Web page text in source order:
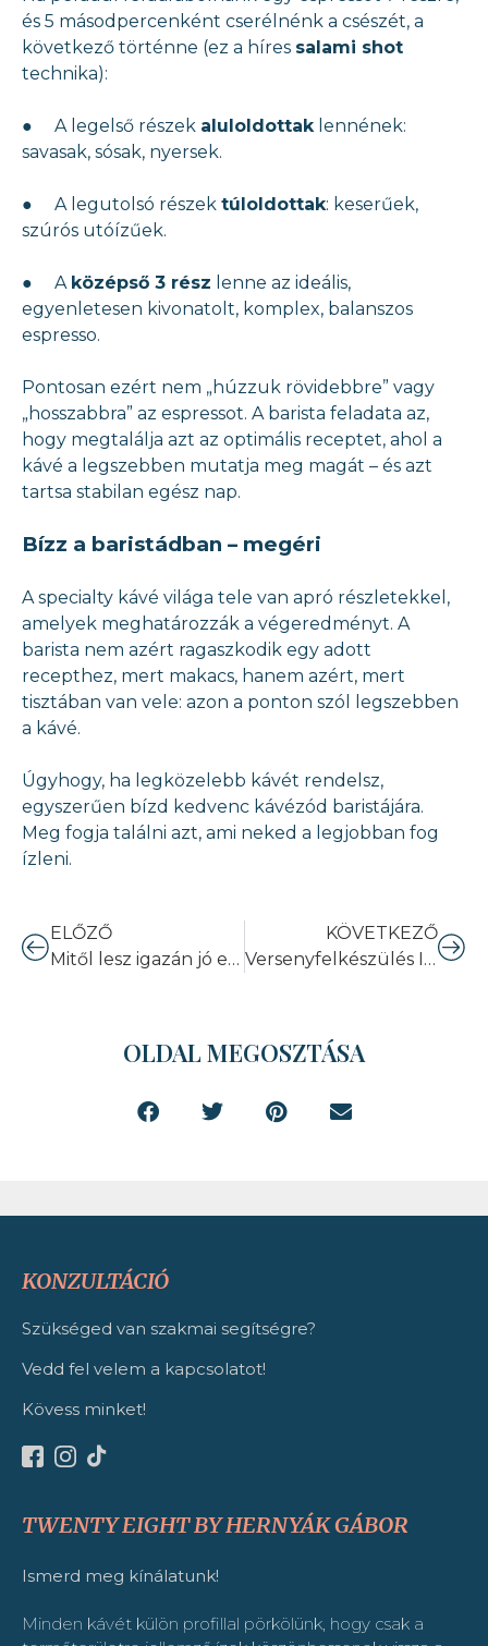
és 5 másodpercenként cserélnénk a csészét, a
következő történne (ez a híres salami shot
technika):
● A legelső részek aluloldottak lennének:
savasak, sósak, nyersek.
● A legutolsó részek túloldottak: keserűek,
szúrós utóízűek.
● A középső 3 rész lenne az ideális,
egyenletesen kivonatolt, komplex, balanszos
espresso.
Pontosan ezért nem „húzzuk rövidebbre” vagy
„hosszabbra” az espressot. A barista feladata az,
hogy megtalálja azt az optimális receptet, ahol a
kávé a legszebben mutatja meg magát – és azt
tartsa stabilan egész nap.
Bízz a baristádban – megéri
A specialty kávé világa tele van apró részletekkel,
amelyek meghatározzák a végeredményt. A
barista nem azért ragaszkodik egy adott
recepthez, mert makacs, hanem azért, mert
tisztában van vele: azon a ponton szól legszebben
a kávé.
Úgyhogy, ha legközelebb kávét rendelsz,
egyszerűen bízd kedvenc kávézód baristájára.
Meg fogja találni azt, ami neked a legjobban fog
ízleni.
ELŐZŐ
Mitől lesz igazán jó egy barista?
KÖVETKEZŐ
Versenyfelkészülés II. – Az utolsó hetek izgalma
OLDAL MEGOSZTÁSA
KONZULTÁCIÓ
Szükséged van szakmai segítségre?
Vedd fel velem a kapcsolatot!
Kövess minket!
TWENTY EIGHT BY HERNYÁK GÁBOR
Ismerd meg kínálatunk!
Minden kávét külön profillal pörkölünk, hogy csak a